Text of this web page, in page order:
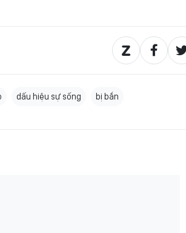
dấu hiệu sự sống bị bắn